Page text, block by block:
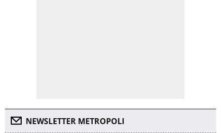
NEWSLETTER METROPOLI